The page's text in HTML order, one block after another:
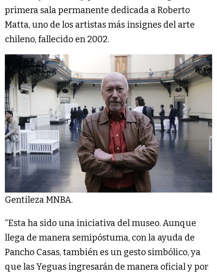
primera sala permanente dedicada a Roberto
Matta, uno de los artistas más insignes del arte
chileno, fallecido en 2002.
Gentileza MNBA.
“Esta ha sido una iniciativa del museo. Aunque
llega de manera semipóstuma, con la ayuda de
Pancho Casas, también es un gesto simbólico, ya
que las Yeguas ingresarán de manera oficial y por